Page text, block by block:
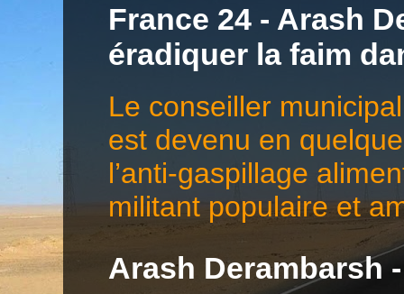
France 24 - Arash
éradiquer la faim
Le conseiller
est devenu en
l’anti-gaspillage
militant populaire et
Arash Derambarsh